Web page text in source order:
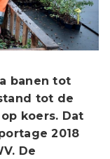
banen tot
tot de
koers. Dat
2018
De